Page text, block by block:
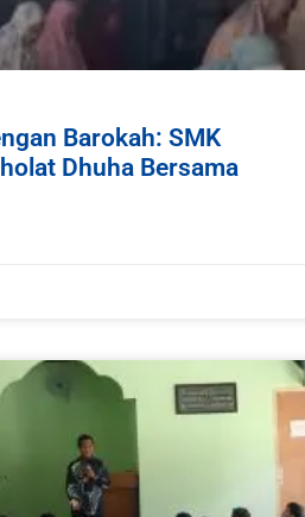
Barokah: SMK
Dhuha Bersama